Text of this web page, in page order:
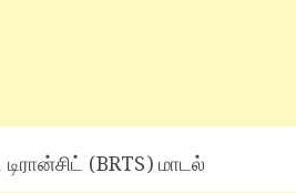
டிரான்சிட் (BRTS) மாடல்